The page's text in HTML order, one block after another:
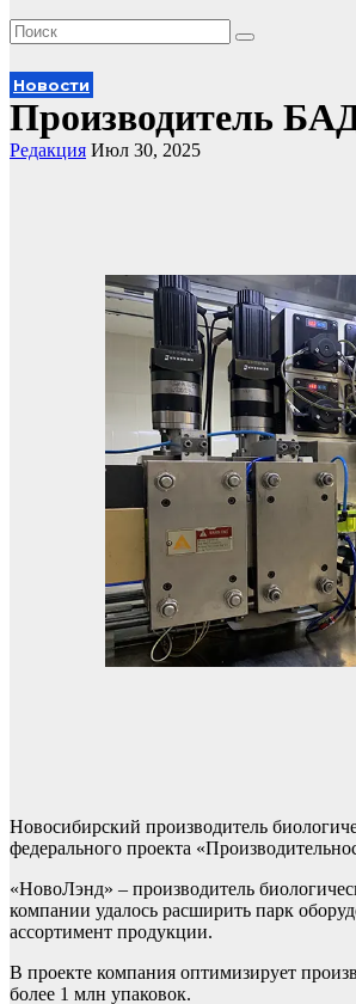
Новости
Производитель
Редакция Июл 30, 2025
Новосибирский производитель
федерального проекта
«НовоЛэнд» – производитель
компании удалось расширить парк
ассортимент продукции.
В проекте компания оптимизирует
более 1 млн упаковок.